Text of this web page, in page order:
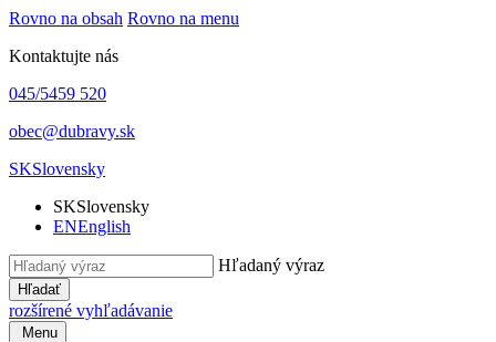
Rovno na obsah Rovno na menu
Kontaktujte nás
045/5459 520
obec@dubravy.sk
SKSlovensky
SKSlovensky
ENEnglish
Hľadaný výraz
Hľadať
rozšírené vyhľadávanie
Menu